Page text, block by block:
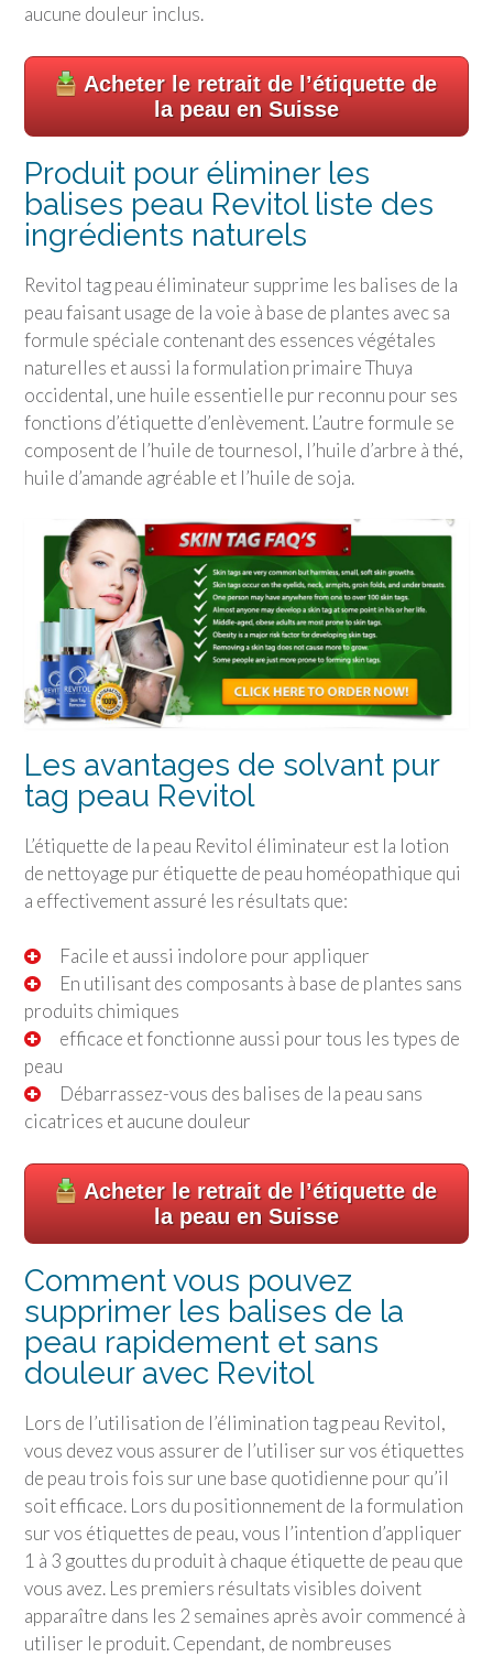
aucune douleur inclus.
Acheter le retrait de l’étiquette de
la peau en Suisse
Produit pour éliminer les
balises peau Revitol liste des
ingrédients naturels
Revitol tag peau éliminateur supprime les balises de la
peau faisant usage de la voie à base de plantes avec sa
formule spéciale contenant des essences végétales
naturelles et aussi la formulation primaire Thuya
occidental, une huile essentielle pur reconnu pour ses
fonctions d’étiquette d’enlèvement. L’autre formule se
composent de l’huile de tournesol, l’huile d’arbre à thé,
huile d’amande agréable et l’huile de soja.
Les avantages de solvant pur
tag peau Revitol
L’étiquette de la peau Revitol éliminateur est la lotion
de nettoyage pur étiquette de peau homéopathique qui
a effectivement assuré les résultats que:
Facile et aussi indolore pour appliquer
En utilisant des composants à base de plantes sans
produits chimiques
efficace et fonctionne aussi pour tous les types de
peau
Débarrassez-vous des balises de la peau sans
cicatrices et aucune douleur
Acheter le retrait de l’étiquette de
la peau en Suisse
Comment vous pouvez
supprimer les balises de la
peau rapidement et sans
douleur avec Revitol
Lors de l’utilisation de l’élimination tag peau Revitol,
vous devez vous assurer de l’utiliser sur vos étiquettes
de peau trois fois sur une base quotidienne pour qu’il
soit efficace. Lors du positionnement de la formulation
sur vos étiquettes de peau, vous l’intention d’appliquer
1 à 3 gouttes du produit à chaque étiquette de peau que
vous avez. Les premiers résultats visibles doivent
apparaître dans les 2 semaines après avoir commencé à
utiliser le produit. Cependant, de nombreuses